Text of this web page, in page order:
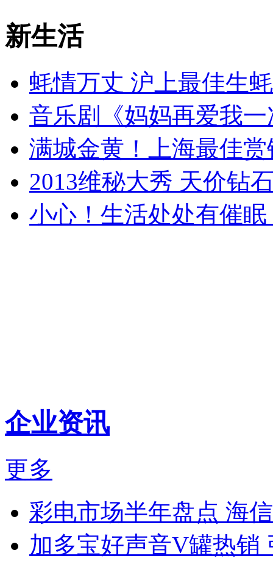
新生活
蚝情万丈 沪上最佳生
音乐剧《妈妈再爱我一
满城金黄！上海最佳
2013维秘大秀 天价钻
小心！生活处处有催眠
企业资讯
更多
彩电市场半年盘点 海
加多宝好声音V罐热销